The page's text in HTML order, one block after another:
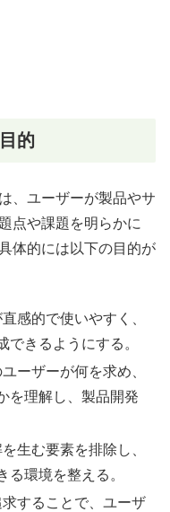
的
、ユーザーが製品やサ
点や課題を明らかに
体的には以下の目的が
感的で使いやすく、
できるようにする。
ーザーが何を求め、
を理解し、製品開発
生む要素を排除し、
る環境を整える。
することで、ユーザ